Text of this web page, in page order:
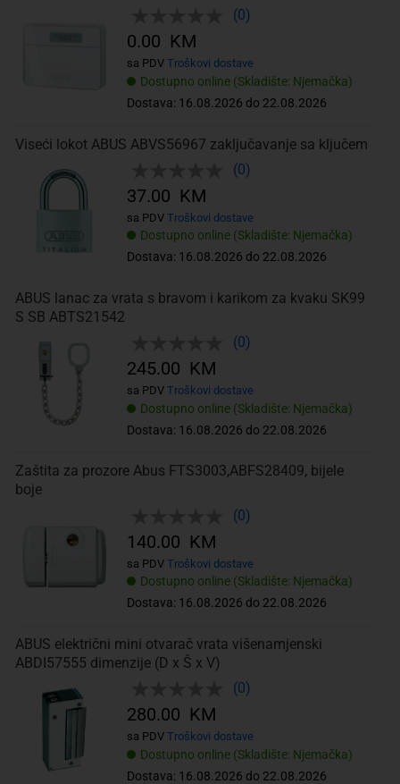
(0)
Dostupno online (Skladište: Njemačka)
Dostava: 16.08.2026 do 22.08.2026
0.00 KM
sa PDV Troškovi dostave
Viseći lokot ABUS ABVS56967 zaključavanje sa ključem
(0)
Dostupno online (Skladište: Njemačka)
Dostava: 16.08.2026 do 22.08.2026
37.00 KM
sa PDV Troškovi dostave
ABUS lanac za vrata s bravom i karikom za kvaku SK99
S SB ABTS21542
(0)
Dostupno online (Skladište: Njemačka)
Dostava: 16.08.2026 do 22.08.2026
245.00 KM
sa PDV Troškovi dostave
Zaštita za prozore Abus FTS3003,ABFS28409, bijele
boje
(0)
Dostupno online (Skladište: Njemačka)
Dostava: 16.08.2026 do 22.08.2026
140.00 KM
sa PDV Troškovi dostave
ABUS električni mini otvarač vrata višenamjenski
ABDI57555 dimenzije (D x Š x V)
(0)
Dostupno online (Skladište: Njemačka)
Dostava: 16.08.2026 do 22.08.2026
280.00 KM
sa PDV Troškovi dostave